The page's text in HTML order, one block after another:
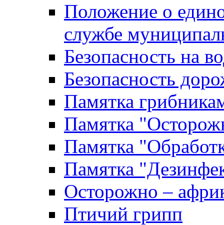
Положение о
службе
Безопасность на
Безопасность
Памятка
Памятка
Памятка
Памятка
Осторожно –
Птичий грипп